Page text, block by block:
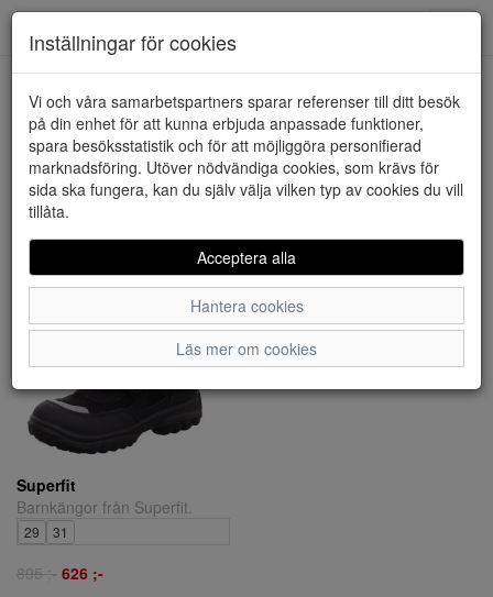
Superfit (1 artiklar)
Sortera efter:
Superfit
Barnkängor från Superfit.
29 31
895 ;- 626 ;-
Inställningar för cookies
Vi och våra samarbetspartners sparar referenser till ditt besök
på din enhet för att kunna erbjuda anpassade funktioner,
spara besöksstatistik och för att möjliggöra personifierad
marknadsföring. Utöver nödvändiga cookies, som krävs för
sida ska fungera, kan du själv välja vilken typ av cookies du vill
tillåta.
Acceptera alla
Hantera cookies
Läs mer om cookies